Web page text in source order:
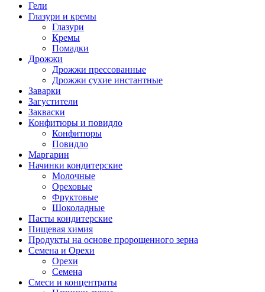
Гели
Глазури и кремы
Глазури
Кремы
Помадки
Дрожжи
Дрожжи прессованные
Дрожжи сухие инстантные
Заварки
Загустители
Закваски
Конфитюры и повидло
Конфитюры
Повидло
Маргарин
Начинки кондитерские
Молочные
Ореховые
Фруктовые
Шоколадные
Пасты кондитерские
Пищевая химия
Продукты на основе пророщенного зерна
Семена и Орехи
Орехи
Семена
Смеси и концентраты